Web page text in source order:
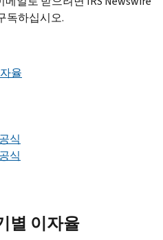
독하십시오.
율
식
식
별 이자율